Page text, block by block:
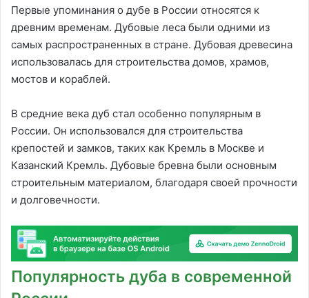
Первые упоминания о дубе в России относятся к
древним временам. Дубовые леса были одними из
самых распространенных в стране. Дубовая древесина
использовалась для строительства домов, храмов,
мостов и кораблей.
В средние века дуб стал особенно популярным в
России. Он использовался для строительства
крепостей и замков, таких как Кремль в Москве и
Казанский Кремль. Дубовые бревна были основным
строительным материалом, благодаря своей прочности
и долговечности.
Популярность дуба в современной